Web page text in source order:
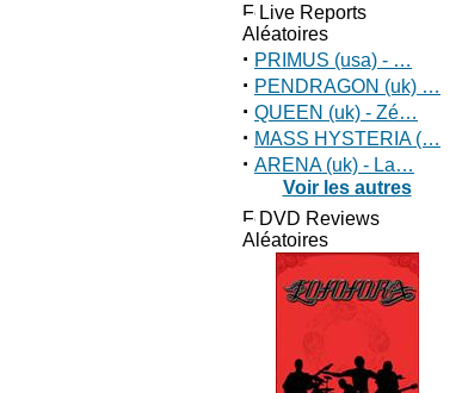
Live Reports
Aléatoires
· PRIMUS (usa) - …
· PENDRAGON (uk) …
· QUEEN (uk) - Zé…
· MASS HYSTERIA (…
· ARENA (uk) - La…
Voir les autres
DVD Reviews
Aléatoires